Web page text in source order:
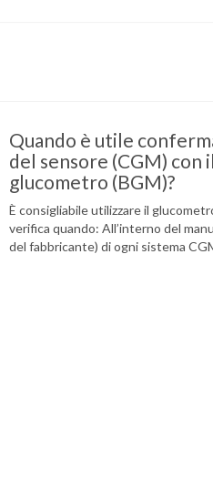
Quando è utile
del sensore (CGM) con
glucometro (BGM)?
È consigliabile utilizzare il
verifica quando: All’interno del
del fabbricante) di ogni sistema